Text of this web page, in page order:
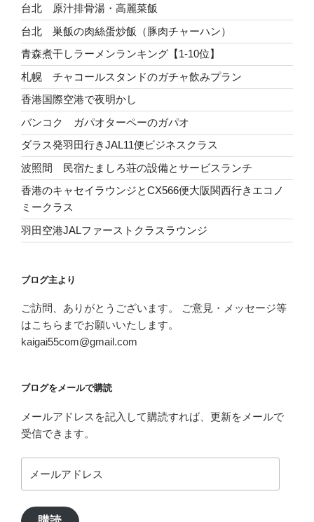
台北 原汁排骨湯・高麗菜飯
台北 巣飯の肉絲蛋炒飯（豚肉チャーハン）
青森煮干しラーメンランキング【1-10位】
札幌 チャコールスタンドのガチャ飲みプラン
香港国際空港で夜明かし
バンコク ガパオターペーのガパオ
ダラス発羽田行きJAL11便ビジネスクラス
波照間 民宿たましろ荘の設備とサービスランチ
香港のキャセイラウンジとCX566便大阪関西行きエコノ
ミークラス
羽田空港JALファーストクラスラウンジ
ブログ主より
ご訪問、ありがとうございます。 ご意見・メッセージ等
はこちらまでお願いいたします。
kaigai55com@gmail.com
ブログをメールで購読
メールアドレスを記入して購読すれば、更新をメールで
受信できます。
ー
ア